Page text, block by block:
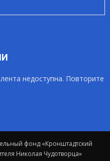
недоступна. Повторите
фонд «Кронштадтский
Николая Чудотворца»